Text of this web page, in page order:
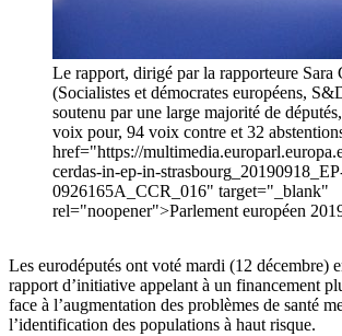
Le rapport, dirigé par la rapporteure Sara
(Socialistes et démocrates européens,
soutenu par une large majorité de
voix pour, 94 voix contre et 32
href="https://
cerdas-in-ep-in-
0926165A_CCR_016" target="_blank"
rel="noopener">Parlement européen
Les eurodéputés ont voté mardi (12 décembre)
rapport d’initiative appelant à un financement
face à l’augmentation des problèmes de santé
l’identification des populations à haut risque.